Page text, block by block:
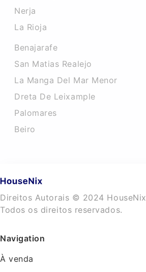
Nerja
La Rioja
Benajarafe
San Matias Realejo
La Manga Del Mar Menor
Dreta De Leixample
Palomares
Beiro
Direitos Autorais © 2024 HouseNix
Todos os direitos reservados.
Navigation
À venda